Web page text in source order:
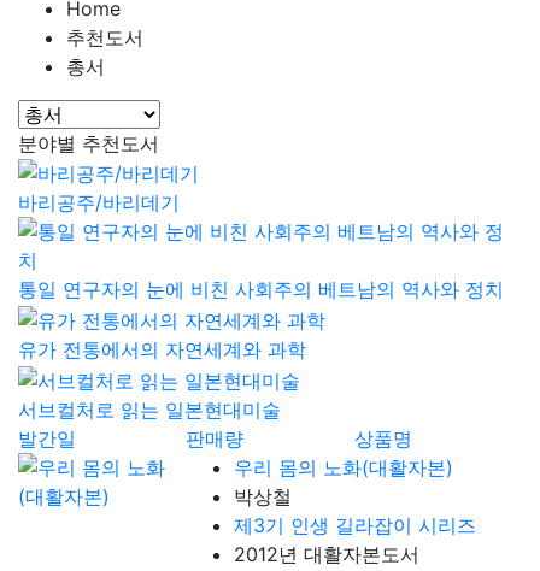
Home
추천도서
총서
분야별 추천도서
바리공주/바리데기
통일 연구자의 눈에 비친 사회주의 베트남의 역사와 정치
유가 전통에서의 자연세계와 과학
서브컬처로 읽는 일본현대미술
발간일
판매량
상품명
우리 몸의 노화(대활자본)
박상철
제3기 인생 길라잡이 시리즈
2012년 대활자본도서